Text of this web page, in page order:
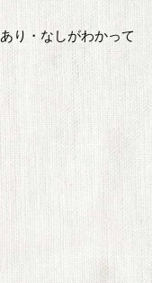
り・なしがわかって